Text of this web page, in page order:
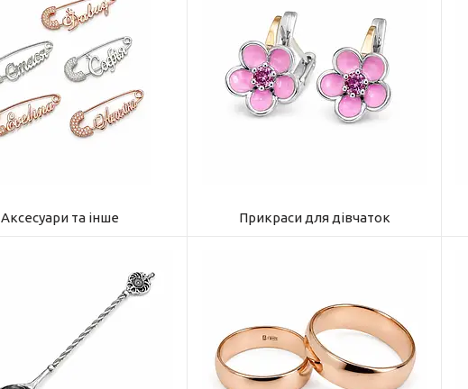
Аксесуари та інше Прикраси для дівчаток